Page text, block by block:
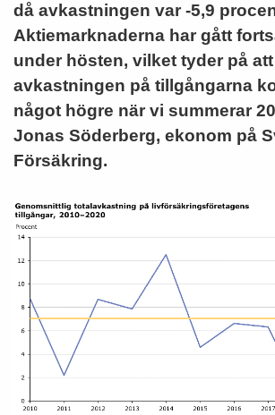
då avkastningen var -5,9
Aktiemarknaderna har gått
under hösten, vilket tyder på att
avkastningen på tillgångarna
något högre när vi summerar
Jonas Söderberg, ekonom på
Försäkring.